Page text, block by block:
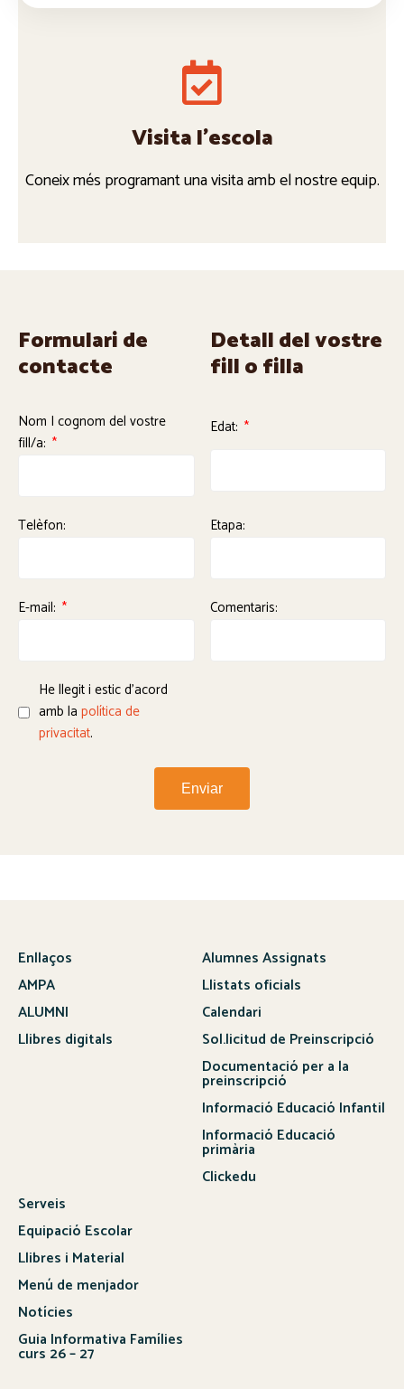
Visita l'escola
Coneix més programant una visita amb el nostre equip.
Formulari de
contacte
Detall del vostre
fill o filla
Nom I cognom del vostre
fill/a:
Edat:
Telèfon: Etapa:
E-mail: Comentaris:
He llegit i estic d'acord
amb la política de
privacitat.
Enviar
Enllaços
AMPA
ALUMNI
Llibres digitals
Alumnes Assignats
Llistats oficials
Calendari
Sol.licitud de Preinscripció
Documentació per a la
preinscripció
Informació Educació Infantil
Informació Educació
primària
Clickedu
Serveis
Equipació Escolar
Llibres i Material
Menú de menjador
Notícies
Guia Informativa Famílies
curs 26 – 27